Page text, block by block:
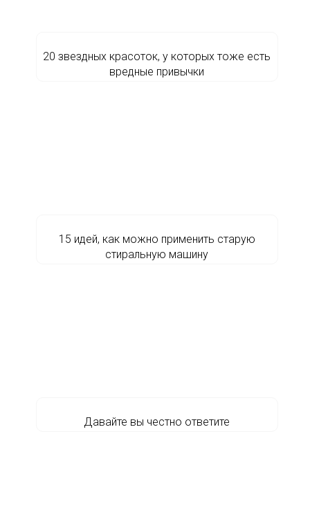
20 звездных красоток, у которых тоже есть
вредные привычки
15 идей, как можно применить старую
стиральную машину
Давайте вы честно ответите